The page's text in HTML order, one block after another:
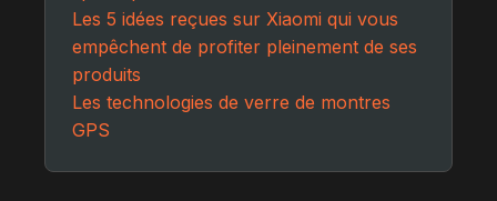
Les 5 idées reçues sur Xiaomi qui vous
empêchent de profiter pleinement de ses
produits
Les technologies de verre de montres
GPS